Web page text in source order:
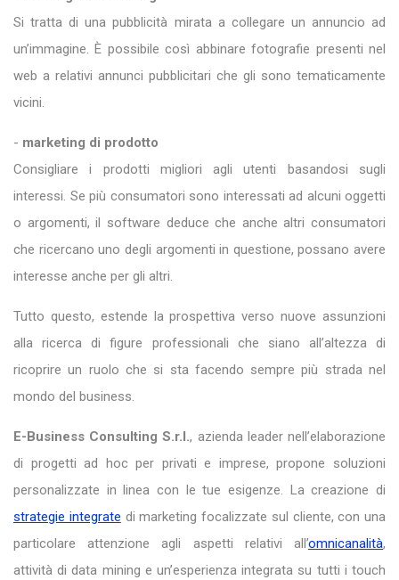
Si tratta di una pubblicità mirata a collegare un annuncio ad
un’immagine. È possibile così abbinare fotografie presenti nel
web a relativi annunci pubblicitari che gli sono tematicamente
vicini.
- marketing di prodotto
Consigliare i prodotti migliori agli utenti basandosi sugli
interessi. Se più consumatori sono interessati ad alcuni oggetti
o argomenti, il software deduce che anche altri consumatori
che ricercano uno degli argomenti in questione, possano avere
interesse anche per gli altri.
Tutto questo, estende la prospettiva verso nuove assunzioni
alla ricerca di figure professionali che siano all’altezza di
ricoprire un ruolo che si sta facendo sempre più strada nel
mondo del business.
E-Business Consulting S.r.l., azienda leader nell’elaborazione
di progetti ad hoc per privati e imprese, propone soluzioni
personalizzate in linea con le tue esigenze. La creazione di
strategie integrate di marketing focalizzate sul cliente, con una
particolare attenzione agli aspetti relativi all’omnicanalità,
attività di data mining e un’esperienza integrata su tutti i touch